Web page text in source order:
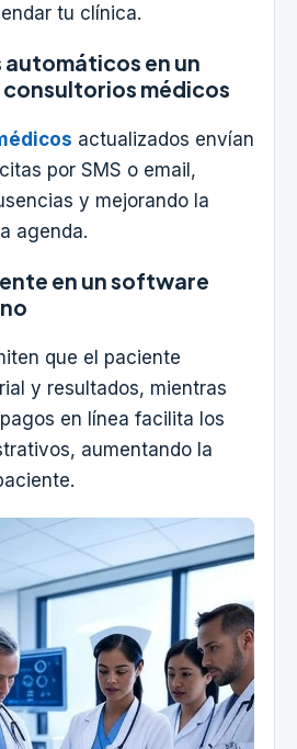
tu clínica.
en un
médicos
actualizados envían
por SMS o email,
y mejorando la
agenda.
en un software
que el paciente
y resultados, mientras
en línea facilita los
aumentando la